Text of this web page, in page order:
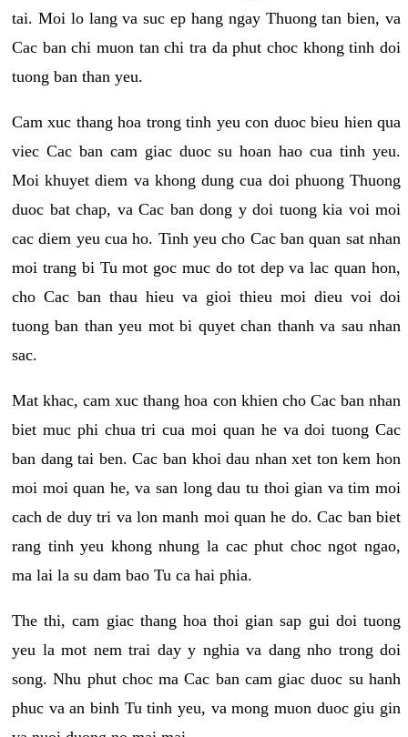
tai. Moi lo lang va suc ep hang ngay Thuong tan bien, va
Cac ban chi muon tan chi tra da phut choc khong tinh doi
tuong ban than yeu.
Cam xuc thang hoa trong tinh yeu con duoc bieu hien qua
viec Cac ban cam giac duoc su hoan hao cua tinh yeu.
Moi khuyet diem va khong dung cua doi phuong Thuong
duoc bat chap, va Cac ban dong y doi tuong kia voi moi
cac diem yeu cua ho. Tinh yeu cho Cac ban quan sat nhan
moi trang bi Tu mot goc muc do tot dep va lac quan hon,
cho Cac ban thau hieu va gioi thieu moi dieu voi doi
tuong ban than yeu mot bi quyet chan thanh va sau nhan
sac.
Mat khac, cam xuc thang hoa con khien cho Cac ban nhan
biet muc phi chua tri cua moi quan he va doi tuong Cac
ban dang tai ben. Cac ban khoi dau nhan xet ton kem hon
moi moi quan he, va san long dau tu thoi gian va tim moi
cach de duy tri va lon manh moi quan he do. Cac ban biet
rang tinh yeu khong nhung la cac phut choc ngot ngao,
ma lai la su dam bao Tu ca hai phia.
The thi, cam giac thang hoa thoi gian sap gui doi tuong
yeu la mot nem trai day y nghia va dang nho trong doi
song. Nhu phut choc ma Cac ban cam giac duoc su hanh
phuc va an binh Tu tinh yeu, va mong muon duoc giu gin